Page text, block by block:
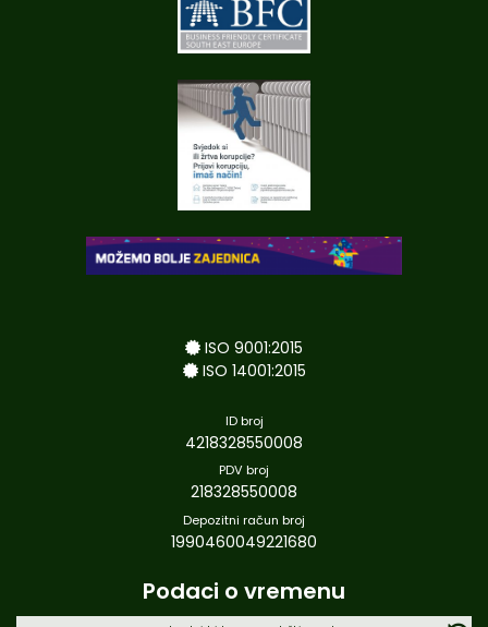
ISO 9001:2015
ISO 14001:2015
ID broj
4218328550008
PDV broj
218328550008
Depozitni račun broj
1990460049221680
Podaci o vremenu